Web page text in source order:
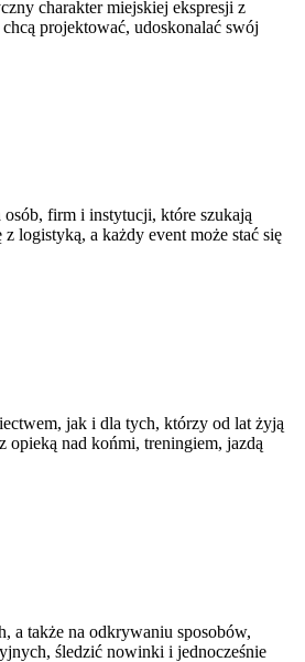
charakter miejskiej ekspresji z
projektować, udoskonalać swój
firm i instytucji, które szukają
logistyką, a każdy event może stać się
jak i dla tych, którzy od lat żyją
opieką nad końmi, treningiem, jazdą
a także na odkrywaniu sposobów,
śledzić nowinki i jednocześnie